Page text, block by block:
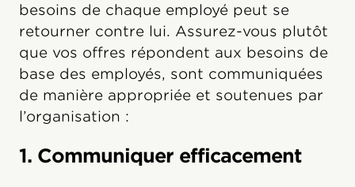
besoins de chaque employé peut se
retourner contre lui. Assurez-vous plutôt
que vos offres répondent aux besoins de
base des employés, sont communiquées
de manière appropriée et soutenues par
l’organisation :
1. Communiquer efficacement